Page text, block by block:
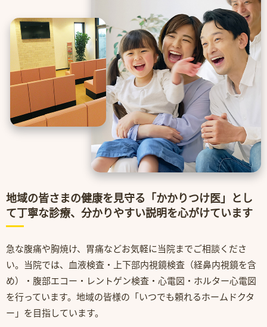
地域の皆さまの健康を見守る 「かかりつけ医」とし
て丁寧な診療、 分かりやすい説明を心がけています
急な腹痛や胸焼け、胃痛などお気軽に当院までご相談くださ
い。当院では、血液検査・上下部内視鏡検査（経鼻内視鏡を含
め）・腹部エコー・レントゲン検査・心電図・ホルター心電図
を行っています。地域の皆様の「いつでも頼れるホームドクタ
ー」を目指しています。